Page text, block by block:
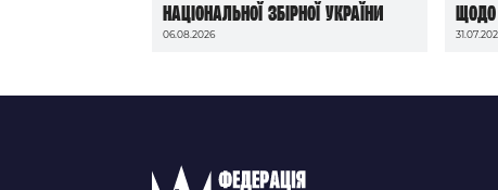
національної збірної України
06.08.2026
щодо
до